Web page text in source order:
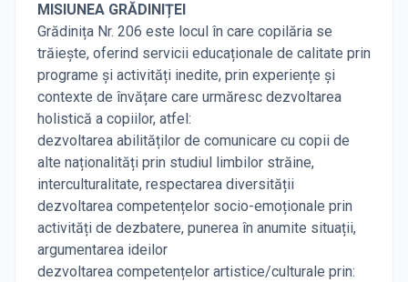
MISIUNEA GRĂDINIȚEI
Grădinița Nr. 206 este locul în care copilăria se
trăiește, oferind servicii educaționale de calitate prin
programe și activități inedite, prin experiențe și
contexte de învățare care urmăresc dezvoltarea
holistică a copiilor, atfel:
dezvoltarea abilităților de comunicare cu copii de
alte naționalități prin studiul limbilor străine,
interculturalitate, respectarea diversității
dezvoltarea competențelor socio-emoționale prin
activități de dezbatere, punerea în anumite situații,
argumentarea ideilor
dezvoltarea competențelor artistice/culturale prin: